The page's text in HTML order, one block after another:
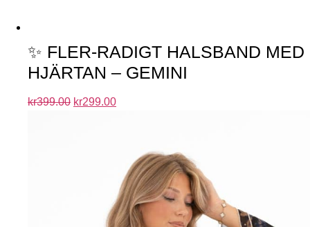
✨ FLER-RADIGT HALSBAND MED
HJÄRTAN – GEMINI
kr399.00 kr299.00